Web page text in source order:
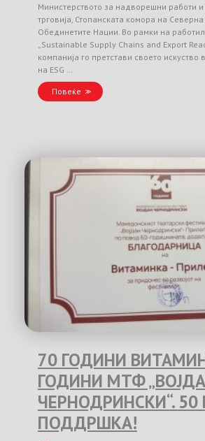
Министерството за надворешни работи
трговија, Стопанската комора на
Обединетите Нации. Во рамки на
„Sustainable Supply Chains and Export
компанија го претстави своето
на ESG …
Повеќе
70 ГОДИНИ
ГОДИНИ МТФ
ЧЕРНОДРИНСКИ“.
ПОДДРШКА!